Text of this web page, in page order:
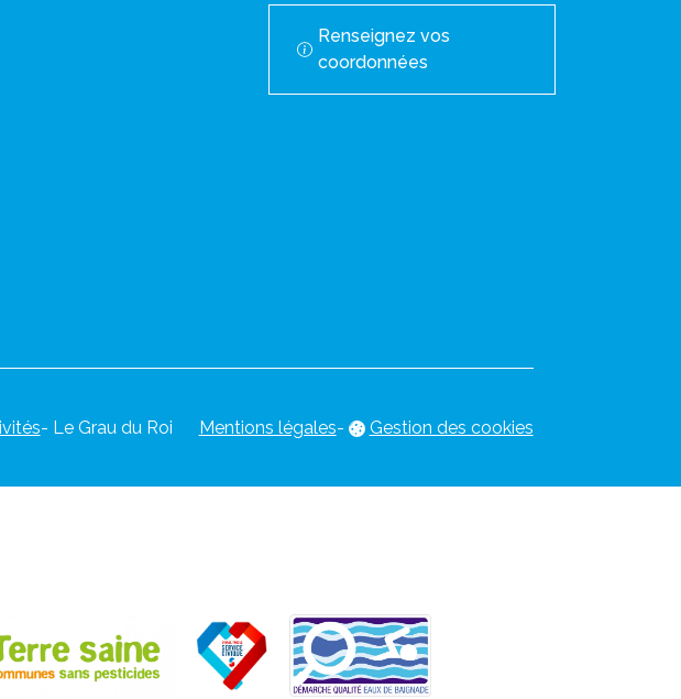
Renseignez vos
coordonnées
- Le Grau du Roi Mentions légales- Gestion des cookies